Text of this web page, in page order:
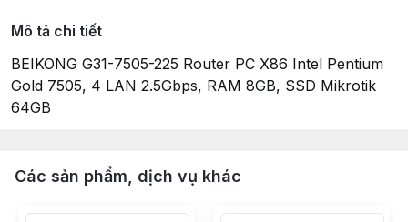
Mô tả chi tiết
BEIKONG G31-7505-225 Router PC X86 Intel Pentium
Gold 7505, 4 LAN 2.5Gbps, RAM 8GB, SSD Mikrotik
64GB
Các sản phẩm, dịch vụ khác